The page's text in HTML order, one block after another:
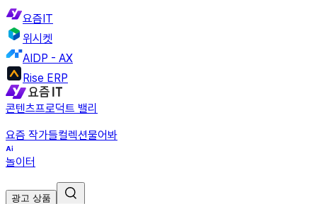
요즘IT
위시켓
AIDP - AX
Rise ERP
콘텐츠프로덕트 밸리
요즘 작가들컬렉션물어봐
놀이터
광고 상품